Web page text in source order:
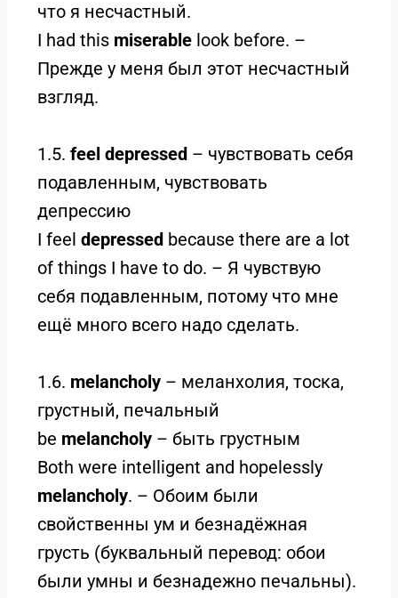
что я несчастный.
I had this miserable look before. –
Прежде у меня был этот несчастный
взгляд.
1.5. feel depressed – чувствовать себя
подавленным, чувствовать
депресcию
I feel depressed because there are a lot
of things I have to do. – Я чувствую
себя подавленным, потому что мне
ещё много всего надо сделать.
1.6. melancholy – меланхолия, тоска,
грустный, печальный
be melancholy – быть грустным
Both were intelligent and hopelessly
melancholy. – Обоим были
свойственны ум и безнадёжная
грусть (буквальный перевод: обои
были умны и безнадежно печальны).